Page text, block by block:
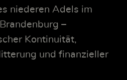
niederen Adels im
–
Kontinuität,
und finanzieller